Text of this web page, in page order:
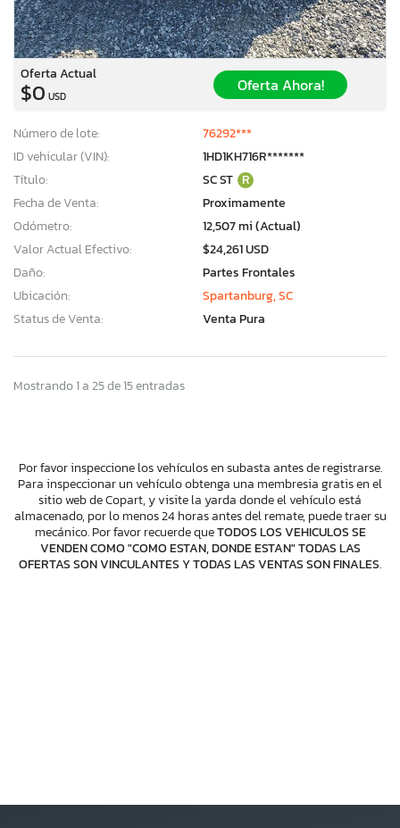
Oferta Actual
$0 USD
Oferta Ahora!
Número de lote:
76292***
ID vehicular (VIN):
1HD1KH716R*******
Título:
SC ST R
Fecha de Venta:
Proximamente
Odómetro:
12,507 mi (Actual)
Valor Actual Efectivo:
$24,261 USD
Daño:
Partes Frontales
Ubicación:
Spartanburg, SC
Status de Venta:
Venta Pura
Mostrando 1 a 25 de 15 entradas
Por favor inspeccione los vehículos en subasta antes de registrarse.
Para inspeccionar un vehículo obtenga una membresia gratis en el
sitio web de Copart, y visite la yarda donde el vehículo está
almacenado, por lo menos 24 horas antes del remate, puede traer su
mecánico. Por favor recuerde queTODOS LOS VEHICULOS SE
VENDEN COMO "COMO ESTAN, DONDE ESTAN" TODAS LAS
OFERTAS SON VINCULANTES Y TODAS LAS VENTAS SON FINALES.